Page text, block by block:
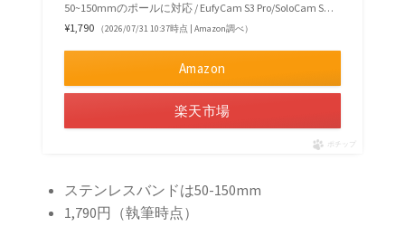
50~150mmのポールに対応 / EufyCam S3 Pro/SoloCam S…
¥1,790
（2026/07/31 10:37時点 | Amazon調べ）
Amazon
楽天市場
ポチップ
ステンレスバンドは50-150mm
1,790円（執筆時点）